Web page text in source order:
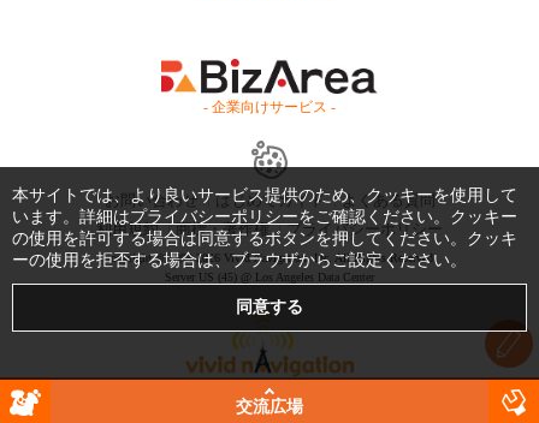
- 企業向けサービス -
お問い合わせ はじめてガイド
よくある質問
利用規約
商標・著作権 プライバシーポリシー
Copyright © 1999-2026 Vivid Navigation, Inc. All Rights Reserved.
Server US (45) @ Los Angeles Data Center
交流広場
本サイトでは、より良いサービス提供のため、クッキーを使用して
います。詳細はプライバシーポリシーをご確認ください。クッキー
の使用を許可する場合は同意するボタンを押してください。クッキ
ーの使用を拒否する場合は、ブラウザからご設定ください。